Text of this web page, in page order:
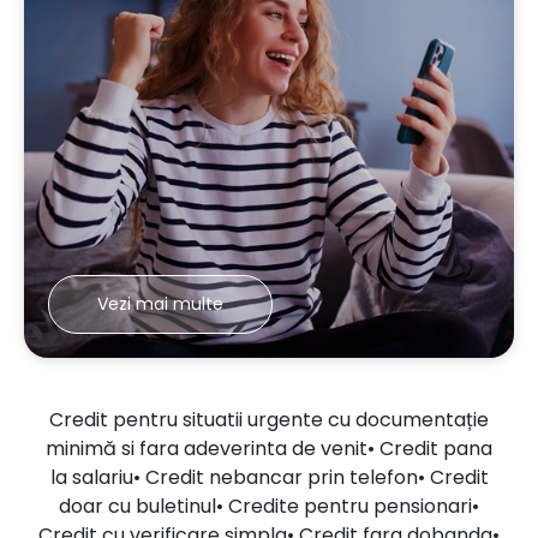
Vezi mai multe
Credit pentru situatii urgente cu documentație
minimă si fara adeverinta de venit• Credit pana
la salariu• Credit nebancar prin telefon• Credit
doar cu buletinul• Credite pentru pensionari•